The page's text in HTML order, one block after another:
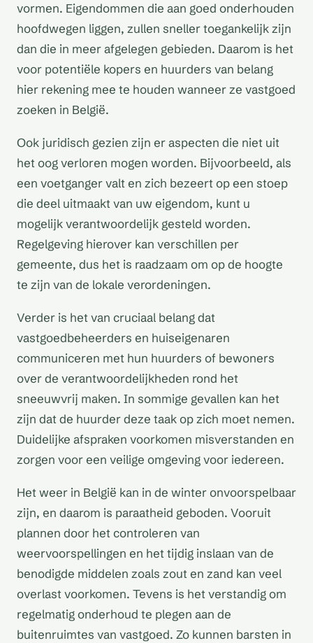
vormen. Eigendommen die aan goed onderhouden
hoofdwegen liggen, zullen sneller toegankelijk zijn
dan die in meer afgelegen gebieden. Daarom is het
voor potentiële kopers en huurders van belang
hier rekening mee te houden wanneer ze vastgoed
zoeken in België.
Ook juridisch gezien zijn er aspecten die niet uit
het oog verloren mogen worden. Bijvoorbeeld, als
een voetganger valt en zich bezeert op een stoep
die deel uitmaakt van uw eigendom, kunt u
mogelijk verantwoordelijk gesteld worden.
Regelgeving hierover kan verschillen per
gemeente, dus het is raadzaam om op de hoogte
te zijn van de lokale verordeningen.
Verder is het van cruciaal belang dat
vastgoedbeheerders en huiseigenaren
communiceren met hun huurders of bewoners
over de verantwoordelijkheden rond het
sneeuwvrij maken. In sommige gevallen kan het
zijn dat de huurder deze taak op zich moet nemen.
Duidelijke afspraken voorkomen misverstanden en
zorgen voor een veilige omgeving voor iedereen.
Het weer in België kan in de winter onvoorspelbaar
zijn, en daarom is paraatheid geboden. Vooruit
plannen door het controleren van
weervoorspellingen en het tijdig inslaan van de
benodigde middelen zoals zout en zand kan veel
overlast voorkomen. Tevens is het verstandig om
regelmatig onderhoud te plegen aan de
buitenruimtes van vastgoed. Zo kunnen barsten in